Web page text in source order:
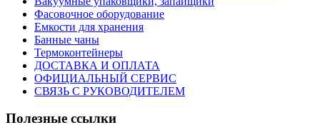
Фасовочное оборудование
Емкости для хранения
Банные чаны
Термоконтейнеры
ДОСТАВКА И ОПЛАТА
ОФИЦИАЛЬНЫЙ СЕРВИС
СВЯЗЬ С РУКОВОДИТЕЛЕМ
Полезные ссылки